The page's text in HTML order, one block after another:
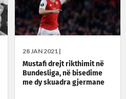
28 JAN 2021 |
Mustafi drejt rikthimit në
Bundesliga, në bisedime
me dy skuadra gjermane